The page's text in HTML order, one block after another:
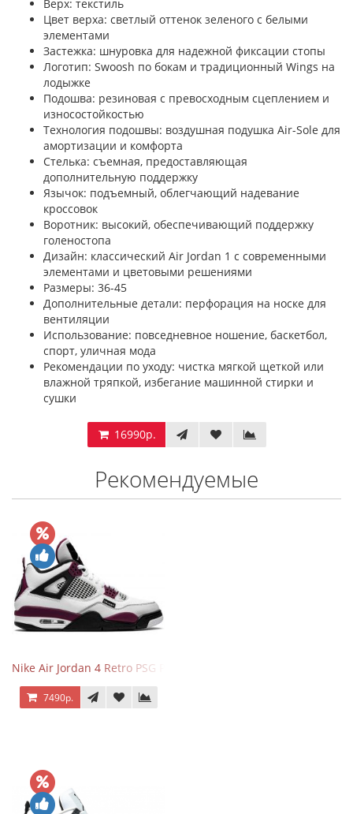
Верх: текстиль
Цвет верха: cветлый оттенок зеленого с белыми
элементами
Застежка: шнуровка для надежной фиксации стопы
Логотип: Swoosh по бокам и традиционный Wings на
лодыжке
Подошва: резиновая с превосходным сцеплением и
износостойкостью
Технология подошвы: воздушная подушка Air-Sole для
амортизации и комфорта
Стелька: cъемная, предоставляющая
дополнительную поддержку
Язычок: подъемный, облегчающий надевание
кроссовок
Воротник: высокий, обеспечивающий поддержку
голеностопа
Дизайн: классический Air Jordan 1 с современными
элементами и цветовыми решениями
Размеры: 36-45
Дополнительные детали: перфорация на носке для
вентиляции
Использование: повседневное ношение, баскетбол,
спорт, уличная мода
Рекомендации по уходу: чистка мягкой щеткой или
влажной тряпкой, избегание машинной стирки и
сушки
16990р.
Рекомендуемые
Nike Air Jordan 4 Retro PSG Paris Saint-Germain
7490р.